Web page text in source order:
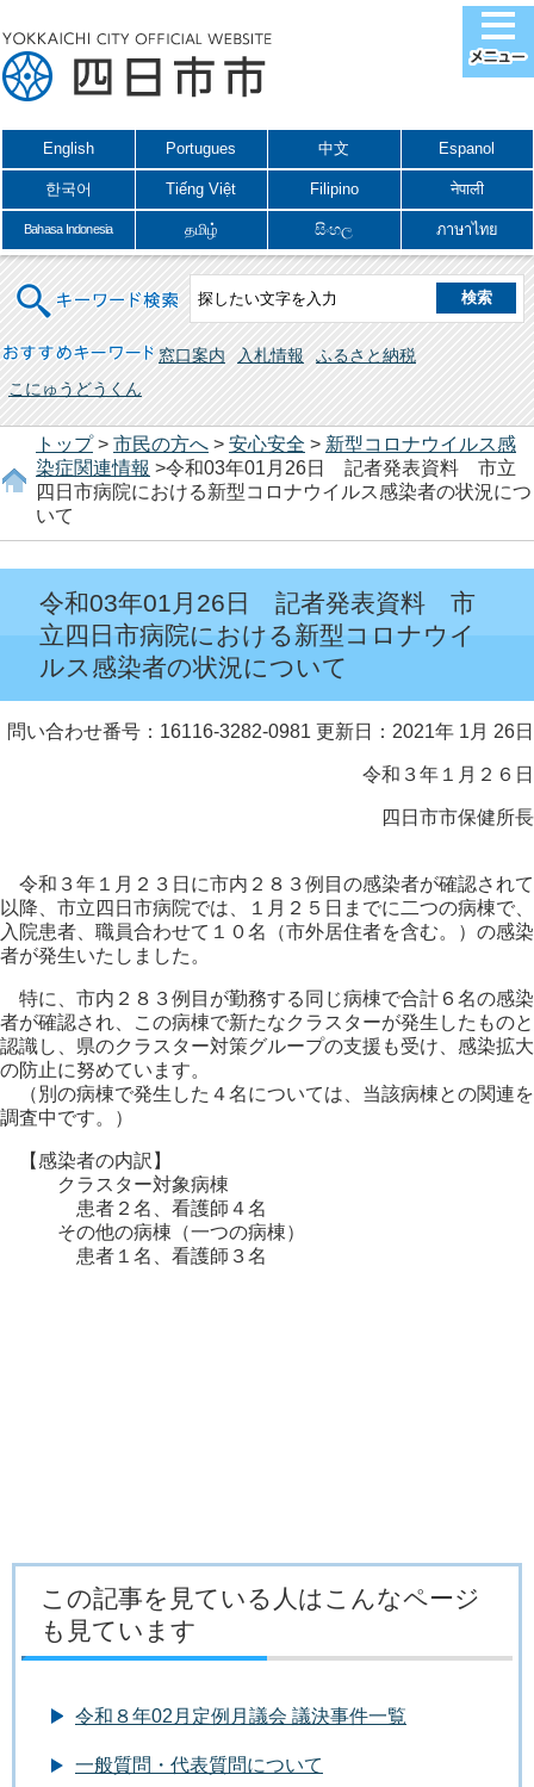
English Portugues 中文 Espanol
한국어 Tiếng Việt Filipino नेपाली
Bahasa Indonesia தமிழ் සිංහල ภาษาไทย
キーワード検索
おすすめキーワード 窓口案内 入札情報
ふるさと納税
こにゅうどうくん
トップ> 市民の方へ > 安心安全 > 新型コロナウイルス感
染症関連情報 >令和03年01月26日 記者発表資料 市立
四日市病院における新型コロナウイルス感染者の状況につ
いて
令和03年01月26日 記者発表資料 市
立四日市病院における新型コロナウイ
ルス感染者の状況について
問い合わせ番号：16116-3282-0981 更新日：2021年 1月 26日
令和３年１月２６日
四日市市保健所長
令和３年１月２３日に市内２８３例目の感染者が確認されて
以降、市立四日市病院では、１月２５日までに二つの病棟で、
入院患者、職員合わせて１０名（市外居住者を含む。）の感染
者が発生いたしました。
特に、市内２８３例目が勤務する同じ病棟で合計６名の感染
者が確認され、この病棟で新たなクラスターが発生したものと
認識し、県のクラスター対策グループの支援も受け、感染拡大
の防止に努めています。
（別の病棟で発生した４名については、当該病棟との関連を
調査中です。）
【感染者の内訳】
クラスター対象病棟
患者２名、看護師４名
その他の病棟（一つの病棟）
患者１名、看護師３名
この記事を見ている人はこんなページ
も見ています
令和８年02月定例月議会 議決事件一覧
一般質問・代表質問について